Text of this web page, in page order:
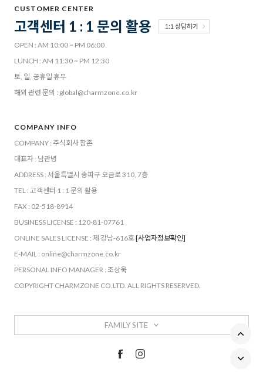
CUSTOMER CENTER
고객센터 1 : 1 문의 활용 1:1 상담하기
OPEN : AM 10:00 ~ PM 06:00
LUNCH : AM 11:30 ~ PM 12:30
토, 일, 공휴일 휴무
해외 관련 문의 : global@charmzone.co.kr
COMPANY INFO
COMPANY : 주식회사 참존
대표자 : 남관녕
ADDRESS : 서울특별시 송파구 오금로 310, 7층
TEL : 고객센터 1 : 1 문의 활용
FAX : 02-518-8914
BUSINESS LICENSE : 120-81-07761
ONLINE SALES LICENSE : 제 강남-616호[사업자정보확인]
E-MAIL : online@charmzone.co.kr
PERSONAL INFO MANAGER : 조상욱
COPYRIGHT CHARMZONE CO.LTD. ALL RIGHTS RESERVED.
FAMILY SITE